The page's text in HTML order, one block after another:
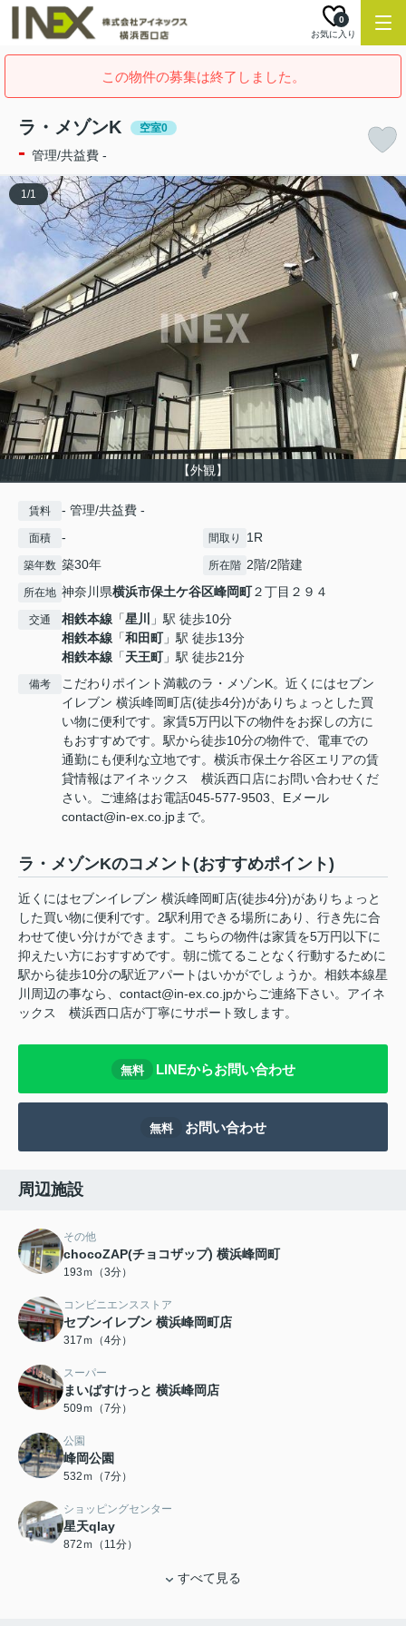
お気に入り
0
この物件の募集は終了しました。
ラ・メゾンK 空室0
- 管理/共益費 -
【外観】
1/1
賃料 - 管理/共益費 -
面積 - 間取り 1R
築年数 築30年 所在階 2階/2階建
所在地 神奈川県横浜市保土ケ谷区峰岡町２丁目２９４
交通 相鉄本線 「星川
」駅 徒歩10分
相鉄本線 「和田町」駅 徒歩13分
相鉄本線 「天王町」駅 徒歩21分
備考
こだわりポイント満載のラ・メゾンK。近くにはセブン
イレブン 横浜峰岡町店(徒歩4分)がありちょっとした買
い物に便利です。家賃5万円以下の物件をお探しの方に
もおすすめです。駅から徒歩10分の物件で、電車での
通勤にも便利な立地です。横浜市保土ケ谷区エリアの賃
貸情報はアイネックス 横浜西口店にお問い合わせくだ
さい。ご連絡はお電話045-577-9503、Eメール
contact@in-ex.co.jpまで。
ラ・メゾンKのコメント(おすすめポイント)
近くにはセブンイレブン 横浜峰岡町店(徒歩4分)がありちょっと
した買い物に便利です。2駅利用できる場所にあり、行き先に合
わせて使い分けができます。こちらの物件は家賃を5万円以下に
抑えたい方におすすめです。朝に慌てることなく行動するために
駅から徒歩10分の駅近アパートはいかがでしょうか。相鉄本線星
川周辺の事なら、contact@in-ex.co.jpからご連絡下さい。アイネ
ックス 横浜西口店が丁寧にサポート致します。
無料 LINEからお問い合わせ
無料 お問い合わせ
周辺施設
その他
chocoZAP(チョコザップ) 横浜峰岡町
193ｍ（3分）
コンビニエンスストア
セブンイレブン 横浜峰岡町店
317ｍ（4分）
スーパー
まいばすけっと 横浜峰岡店
509ｍ（7分）
公園
峰岡公園
532ｍ（7分）
ショッピングセンター
星天qlay
872ｍ（11分）
すべて見る